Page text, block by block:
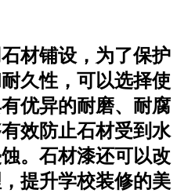
材铺设，为了保护
久性，可以选择使
优异的耐磨、耐腐
效防止石材受到水
。石材漆还可以改
提升学校装修的美